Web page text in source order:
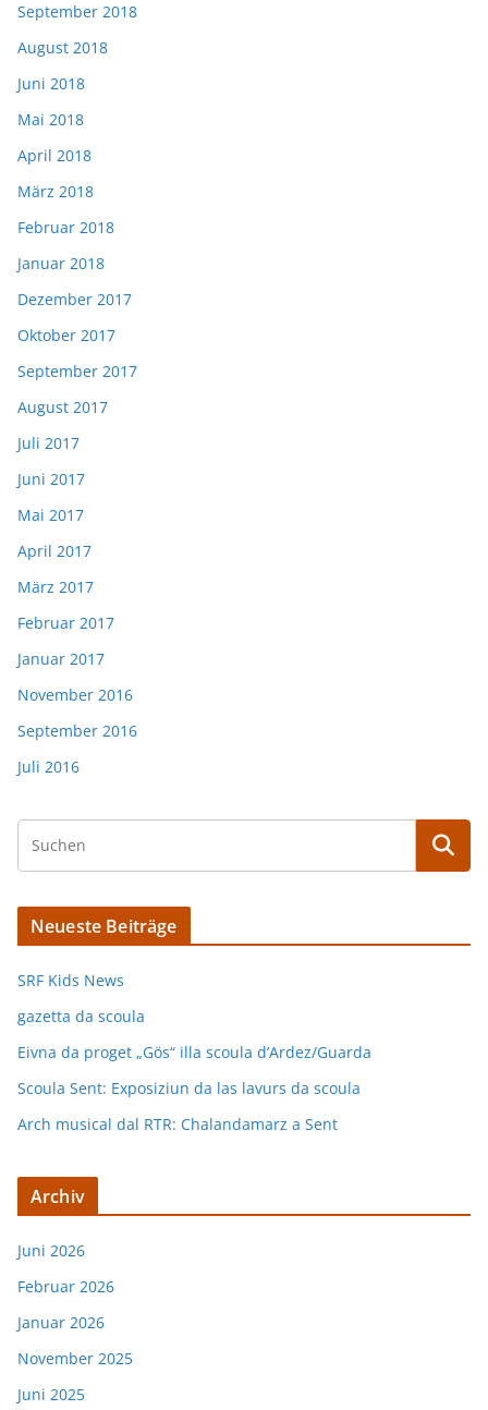
September 2018
August 2018
Juni 2018
Mai 2018
April 2018
März 2018
Februar 2018
Januar 2018
Dezember 2017
Oktober 2017
September 2017
August 2017
Juli 2017
Juni 2017
Mai 2017
April 2017
März 2017
Februar 2017
Januar 2017
November 2016
September 2016
Juli 2016
Neueste Beiträge
SRF Kids News
gazetta da scoula
Eivna da proget „Gös“ illa scoula d’Ardez/Guarda
Scoula Sent: Exposiziun da las lavurs da scoula
Arch musical dal RTR: Chalandamarz a Sent
Archiv
Juni 2026
Februar 2026
Januar 2026
November 2025
Juni 2025